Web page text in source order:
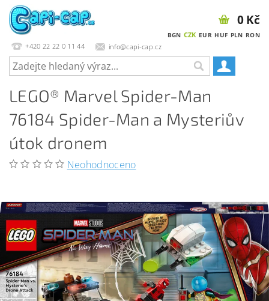
+420 22 22 0 11 44 info@capi-cap.cz
BGN CZK EUR HUF PLN RON
0 Kč
LEGO® Marvel Spider-Man
76184 Spider-Man a Mysteriův
útok dronem
Neohodnoceno